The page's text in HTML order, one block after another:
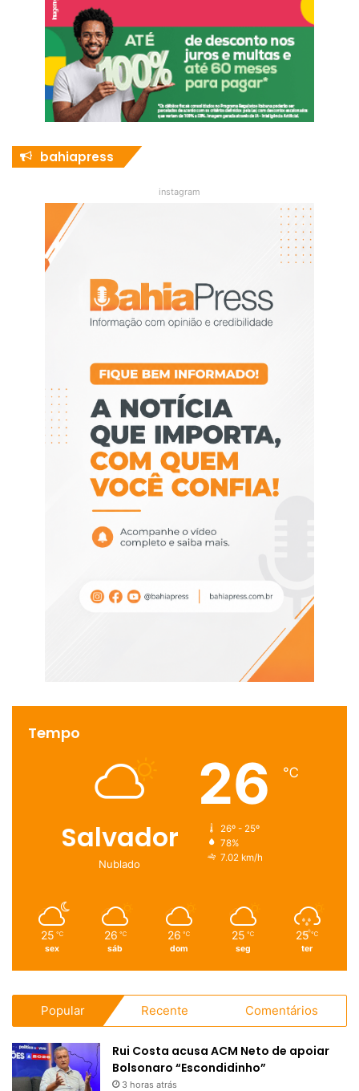
bahiapress
instagram
Tempo
Salvador
Nublado
26 ℃
26º - 25º
78%
7.02 km/h
25 ℃
sex
26 ℃
sáb
26 ℃
dom
25 ℃
seg
25 ℃
ter
Popular Recente Comentários
Rui Costa acusa ACM Neto de apoiar
Bolsonaro “Escondidinho”
3 horas atrás